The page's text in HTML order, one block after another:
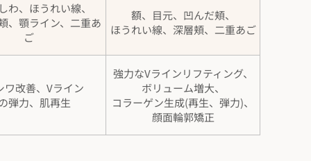
わ、ほうれい線、
、顎ライン、二重あ
ご
額、目元、凹んだ頬、
ほうれい線、深層頬、二重あご
ワ改善、Vライン
弾力、肌再生
強力なVラインリフティング、
ボリューム増大、
コラーゲン生成(再生、弾力)、
顔面輪郭矯正